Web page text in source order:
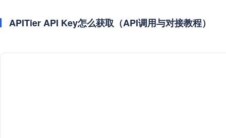
APITier API Key怎么获取（API调用与对接教程）